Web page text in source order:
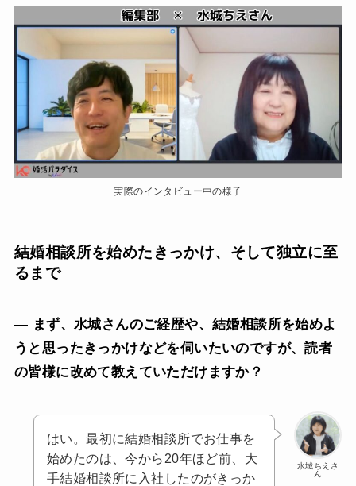
実際のインタビュー中の様子
結婚相談所を始めたきっかけ、そして独立に至
るまで
— まず、水城さんのご経歴や、結婚相談所を始めよ
うと思ったきっかけなどを伺いたいのですが、読者
の皆様に改めて教えていただけますか？
水城ちえさ
ん
はい。最初に結婚相談所でお仕事を
始めたのは、今から20年ほど前、大
手結婚相談所に入社したのがきっか